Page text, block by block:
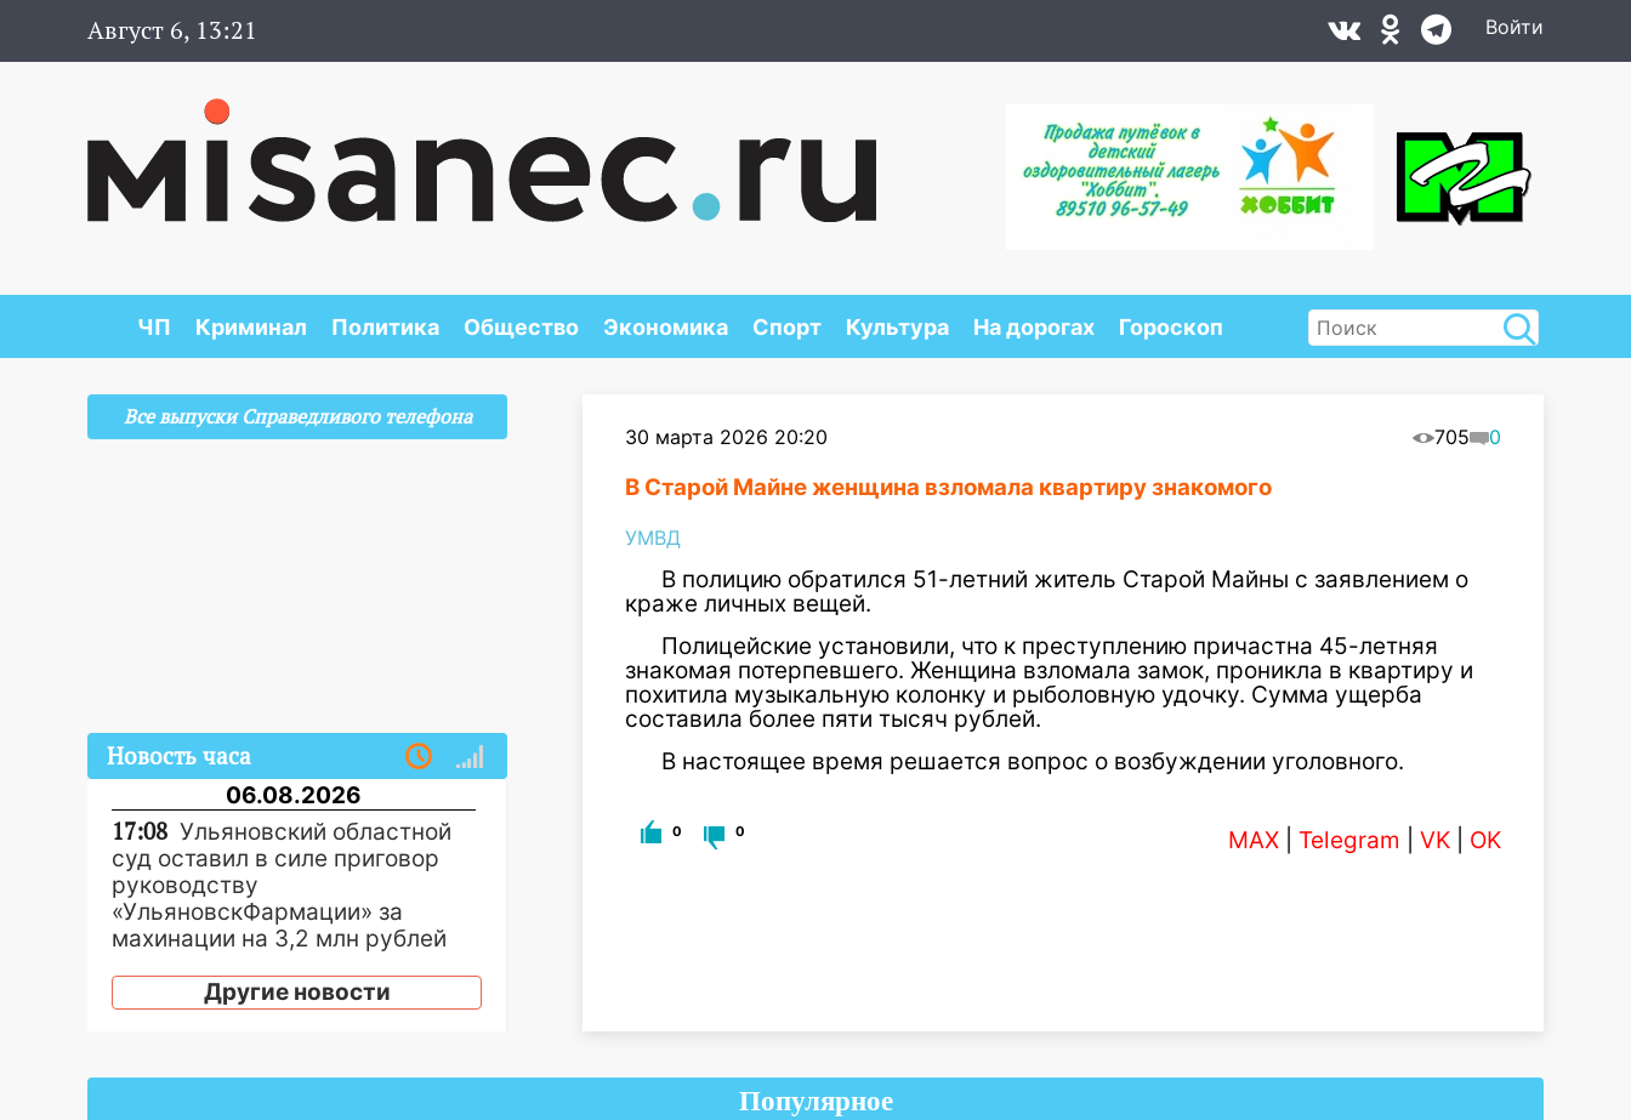
Август 6, 13:21 Войти
ЧП Криминал Политика Общество Экономика Спорт Культура На дорогах Гороскоп
30 марта 2026 20:20 705 0
В Старой Майне женщина взломала квартиру знакомого
УМВД
В полицию обратился 51-летний житель Старой Майны с заявлением о
краже личных вещей.
Полицейские установили, что к преступлению причастна 45-летняя
знакомая потерпевшего. Женщина взломала замок, проникла в квартиру и
похитила музыкальную колонку и рыболовную удочку. Сумма ущерба
составила более пяти тысяч рублей.
В настоящее время решается вопрос о возбуждении уголовного.
0 0 MAX Telegram VK OK
Все выпуски Справедливого телефона
Новость часа
06.08.2026
17:08 Ульяновский областной
суд оставил в силе приговор
руководству
«УльяновскФармации» за
махинации на 3,2 млн рублей
16:09 Ветераны легкой
атлетики из Ульяновска
Другие новости
Популярное